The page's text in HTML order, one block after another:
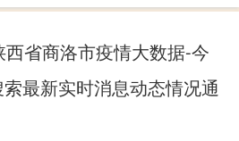
省商洛市疫情大数据-今
最新实时消息动态情况通